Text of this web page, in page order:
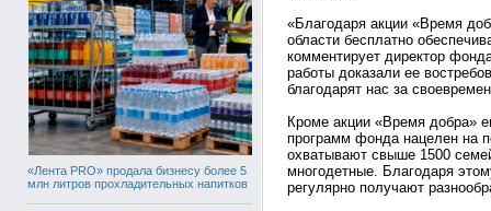
«Лента PRO» продала бизнесу более 5
млн литров прохладительных напитков
«Благодаря акции «Время
области бесплатно
комментирует директор
работы доказали ее
благодарят нас за
Кроме акции «Время добра»
программ фонда нацелен на
охватывают свыше 1500
многодетные. Благодаря
регулярно получают